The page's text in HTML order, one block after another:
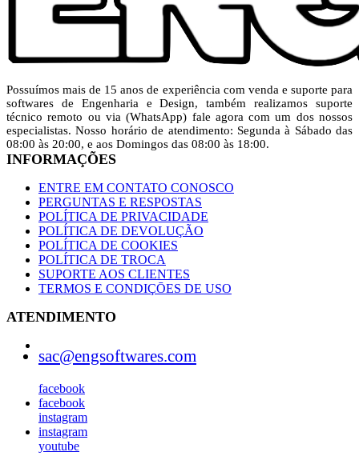
Possuímos mais de 15 anos de experiência com venda e suporte para
softwares de Engenharia e Design, também realizamos suporte
técnico remoto ou via (WhatsApp) fale agora com um dos ‎nossos
especialistas. Nosso horário de atendimento: Segunda à Sábado das
08:00 às 20:00,‎ e aos Domingos das 08:00 às 18:00.
INFORMAÇÕES
ENTRE EM CONTATO CONOSCO
PERGUNTAS E RESPOSTAS
POLÍTICA‎‎ DE PRIVACIDADE
POLÍTICA DE‎ DEVOLUÇÃO
POLÍTICA DE COOKIES
POLÍTICA ‎DE ‎‎TROCA
SUPORTE AOS CLIENTES
TERMOS E CONDIÇŌES DE USO
ATENDIMENTO
sac@engsoftwares.com
facebook
facebook
instagram
instagram
youtube